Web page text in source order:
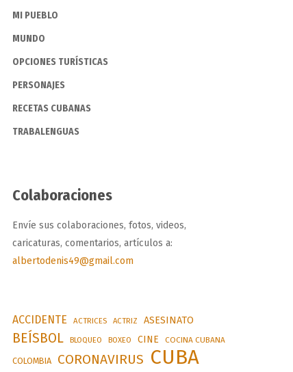
MI PUEBLO
MUNDO
OPCIONES TURÍSTICAS
PERSONAJES
RECETAS CUBANAS
TRABALENGUAS
Colaboraciones
Envíe sus colaboraciones, fotos, videos,
caricaturas, comentarios, artículos a:
albertodenis49@gmail.com
ACCIDENTE ACTRICES ACTRIZ ASESINATO
BEÍSBOL BLOQUEO BOXEO CINE COCINA CUBANA
COLOMBIA CORONAVIRUS CUBA